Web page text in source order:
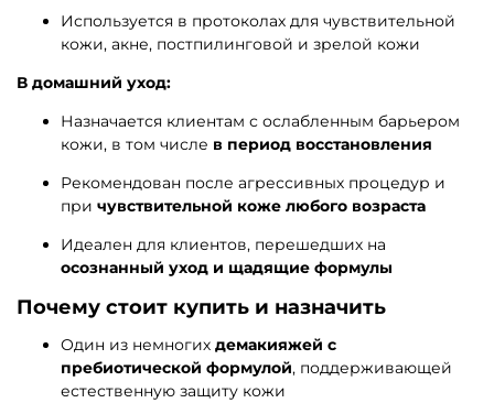
Используется в протоколах для чувствительной
кожи, акне, постпилинговой и зрелой кожи
В домашний уход:
Назначается клиентам с ослабленным барьером
кожи, в том числе в период восстановления
Рекомендован после агрессивных процедур и
при чувствительной коже любого возраста
Идеален для клиентов, перешедших на
осознанный уход и щадящие формулы
Почему стоит купить и назначить
Один из немногих демакияжей с
пребиотической формулой, поддерживающей
естественную защиту кожи